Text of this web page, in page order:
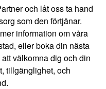
och låt oss ta hand
som den förtjänar.
information om våra
eller boka din nästa
välkomna dig och din
tillgänglighet, och